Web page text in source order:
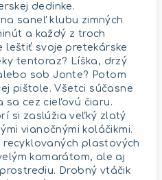
dedinke.
saneľ klubu zimných
a každý z troch
svoje pretekárske
tentoraz? Líška, drzý
sob Jonte? Potom
pištole. Všetci súčasne
sa cez cieľovú čiaru.
si zaslúžia veľký zlatý
vianočnými koláčikmi.
recyklovaných plastových
kamarátom, ale aj
Drobný vtáčik